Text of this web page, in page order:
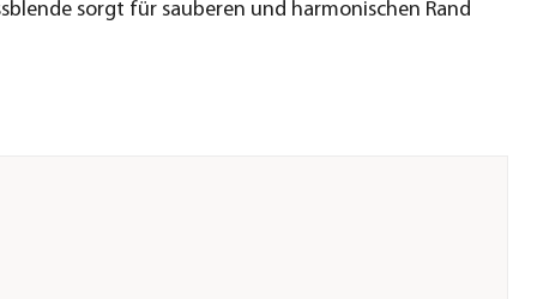
sorgt für sauberen und harmonischen Rand